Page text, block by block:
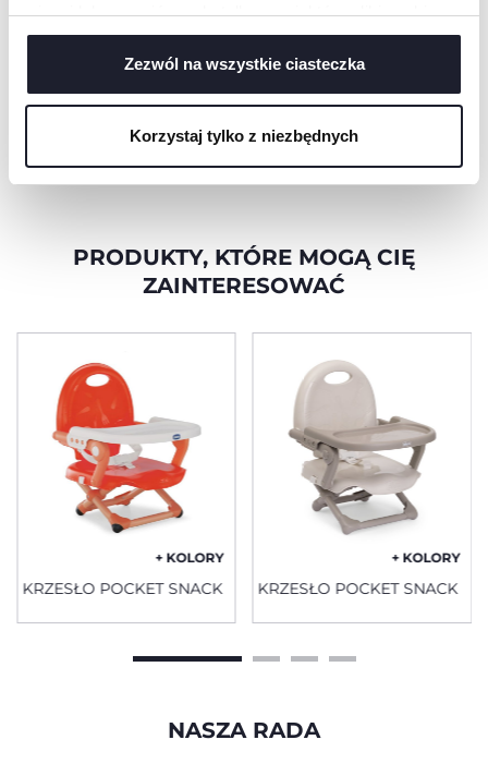
więcej lub wyrazić zgodę tylko na niektóre pliki cookie,
kliknij „Ustawienia”. Zamykając ten baner, wyrażasz
zgodę na używanie wyłącznie technicznych plików
cookie, które są niezbędne dla żądanej usługi.
Zezwól na wszystkie ciasteczka
Korzystaj tylko z niezbędnych
dostosowujemy do
stopniowej regulacji.
PRODUKTY, KTÓRE MOGĄ CIĘ
ZAINTERESOWAĆ
+ KOLORY
KRZESŁO POCKET SNACK
+ KOLORY
KRZESŁO POCKET SNACK
NASZA RADA